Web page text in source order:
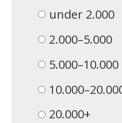
under 2.000
2.000–5.000
5.000–10.000
20.000+